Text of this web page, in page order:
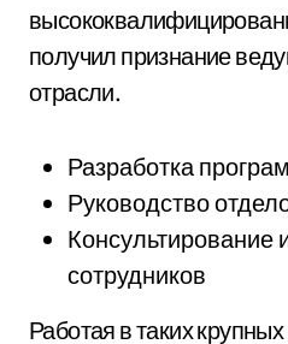
получил признание
отрасли.
Разработка
Руководство
Консультирование
сотрудников
Работая в таких